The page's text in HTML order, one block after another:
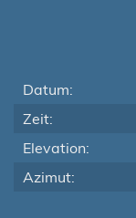
Datum:
Zeit:
Elevation:
Azimut: